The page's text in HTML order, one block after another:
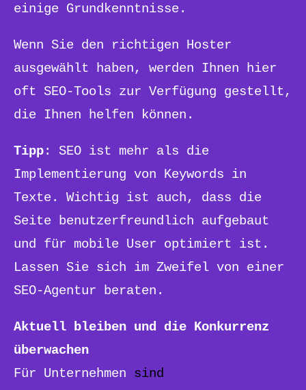
einige Grundkenntnisse.
Wenn Sie den richtigen Hoster
ausgewählt haben, werden Ihnen hier
oft SEO-Tools zur Verfügung gestellt,
die Ihnen helfen können.
Tipp: SEO ist mehr als die
Implementierung von Keywords in
Texte. Wichtig ist auch, dass die
Seite benutzerfreundlich aufgebaut
und für mobile User optimiert ist.
Lassen Sie sich im Zweifel von einer
SEO-Agentur beraten.
Aktuell bleiben und die Konkurrenz
überwachen
Für Unternehmen sind